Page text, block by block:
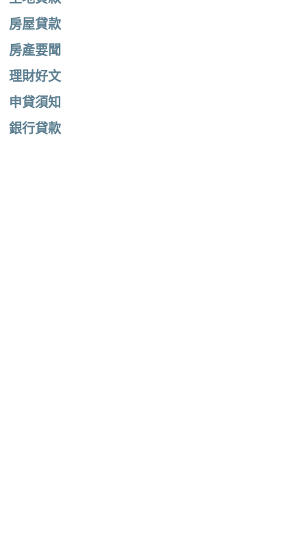
房屋貸款
房產要聞
理財好文
申貸須知
銀行貸款